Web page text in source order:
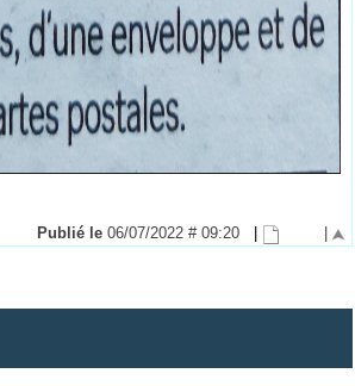
Publié le 06/07/2022 # 09:20